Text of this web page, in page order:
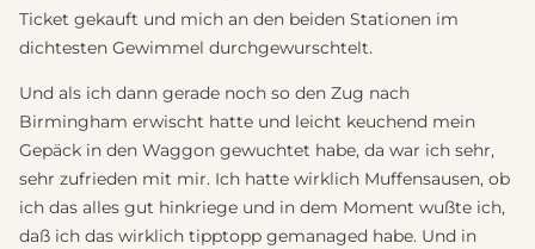
Ticket gekauft und mich an den beiden Stationen im
dichtesten Gewimmel durchgewurschtelt.
Und als ich dann gerade noch so den Zug nach
Birmingham erwischt hatte und leicht keuchend mein
Gepäck in den Waggon gewuchtet habe, da war ich sehr,
sehr zufrieden mit mir. Ich hatte wirklich Muffensausen, ob
ich das alles gut hinkriege und in dem Moment wußte ich,
daß ich das wirklich tipptopp gemanaged habe. Und in